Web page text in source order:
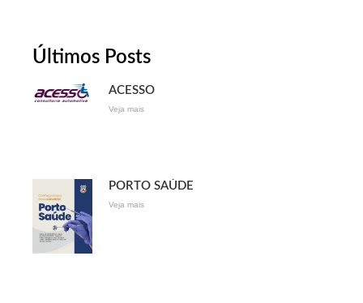
Últimos Posts
ACESSO
Veja mais
PORTO SAÚDE
Veja mais